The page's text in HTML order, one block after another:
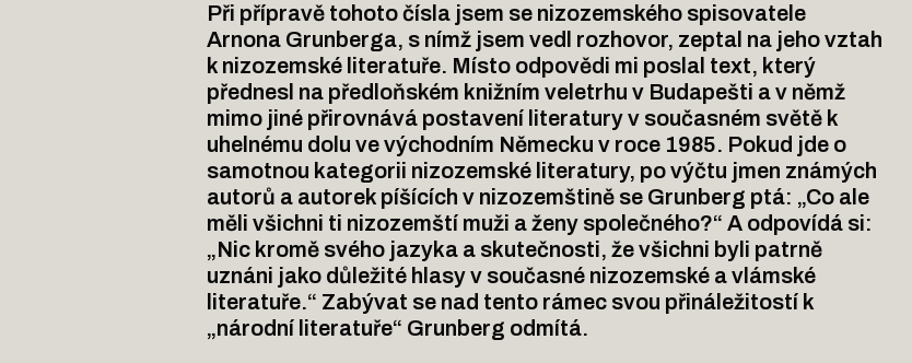
Při přípravě tohoto čísla jsem se nizozemského spisovatele
Arnona Grunberga, s nímž jsem vedl rozhovor, zeptal na jeho vztah
k nizozemské literatuře. Místo odpovědi mi poslal text, který
přednesl na předloňském knižním veletrhu v Budapešti a v němž
mimo jiné přirovnává postavení literatury v současném světě k
uhelnému dolu ve východním Německu v roce 1985. Pokud jde o
samotnou kategorii nizozemské literatury, po výčtu jmen známých
autorů a autorek píšících v nizozemštině se Grunberg ptá: „Co ale
měli všichni ti nizozemští muži a ženy společného?“ A odpovídá si:
„Nic kromě svého jazyka a skutečnosti, že všichni byli patrně
uznáni jako důležité hlasy v současné nizozemské a vlámské
literatuře.“ Zabývat se nad tento rámec svou přináležitostí k
„národní literatuře“ Grunberg odmítá.